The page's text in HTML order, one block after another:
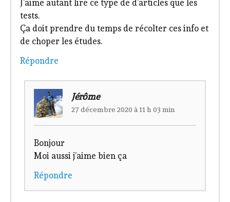
J’aime autant lire ce type de d’articles que les
tests.
Ça doit prendre du temps de récolter ces info et
de choper les études.
Répondre
Jérôme
27 décembre 2020 à 11 h 03 min
Bonjour
Moi aussi j’aime bien ça
Répondre